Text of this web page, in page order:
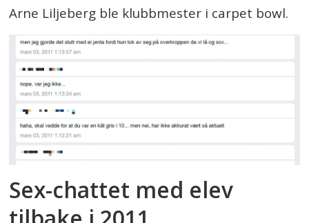
Arne Liljeberg ble klubbmester i carpet bowl.
Sex-chattet med elev